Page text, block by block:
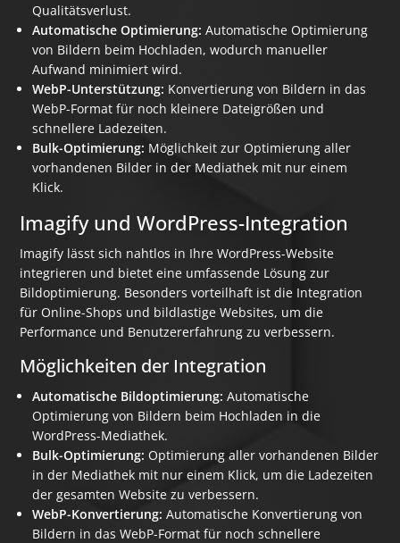
Qualitätsverlust.
Automatische Optimierung: Automatische Optimierung
von Bildern beim Hochladen, wodurch manueller
Aufwand minimiert wird.
WebP-Unterstützung: Konvertierung von Bildern in das
WebP-Format für noch kleinere Dateigrößen und
schnellere Ladezeiten.
Bulk-Optimierung: Möglichkeit zur Optimierung aller
vorhandenen Bilder in der Mediathek mit nur einem
Klick.
Imagify und WordPress-Integration
Imagify lässt sich nahtlos in Ihre WordPress-Website
integrieren und bietet eine umfassende Lösung zur
Bildoptimierung. Besonders vorteilhaft ist die Integration
für Online-Shops und bildlastige Websites, um die
Performance und Benutzererfahrung zu verbessern.
Möglichkeiten der Integration
Automatische Bildoptimierung: Automatische
Optimierung von Bildern beim Hochladen in die
WordPress-Mediathek.
Bulk-Optimierung: Optimierung aller vorhandenen Bilder
in der Mediathek mit nur einem Klick, um die Ladezeiten
der gesamten Website zu verbessern.
WebP-Konvertierung: Automatische Konvertierung von
Bildern in das WebP-Format für noch schnellere